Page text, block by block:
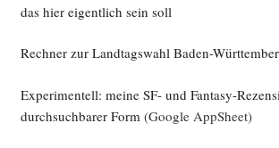
uns
Star
das hier eigentlich sein soll
Rechner zur Landtagswahl Baden-
Experimentell: meine SF- und Fantasy-
durchsuchbarer Form (Google AppSheet)